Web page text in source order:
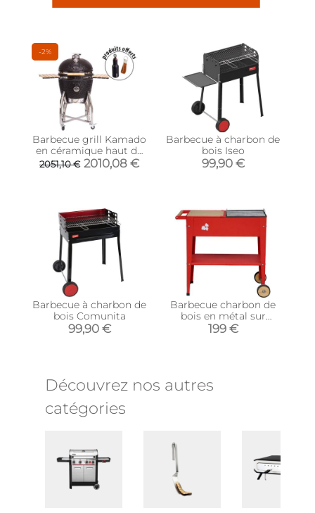
-2%
Barbecue grill Kamado
en céramique haut de
gamme (porte clés et
gourde offerts) (XL - 56
2051,10 € 2010,08 €
Barbecue à charbon de
bois Iseo
99,90 €
Barbecue à charbon de
bois Comunita
99,90 €
Barbecue charbon de
bois en métal sur
roulettes Urban
199 €
Découvrez nos autres
catégories